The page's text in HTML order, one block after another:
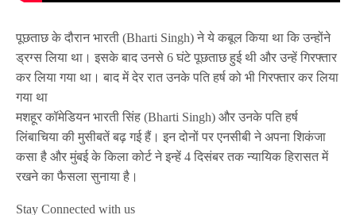
पूछताछ के दौरान भारती (Bharti Singh) ने ये कबूल किया था कि उन्होंने
ड्रग्स लिया था। इसके बाद उनसे 6 घंटे पूछताछ हुई थी और उन्हें गिरफ्तार
कर लिया गया था। बाद में देर रात उनके पति हर्ष को भी गिरफ्तार कर लिया
गया था
मशहूर कॉमेडियन भारती सिंह (Bharti Singh) और उनके पति हर्ष
लिंबाचिया की मुसीबतें बढ़ गई हैं। इन दोनों पर एनसीबी ने अपना शिकंजा
कसा है और मुंबई के किला कोर्ट ने इन्हें 4 दिसंबर तक न्यायिक हिरासत में
रखने का फैसला सुनाया है।
Stay Connected with us